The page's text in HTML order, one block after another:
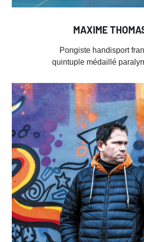
MAXIME
Pongiste handisport
quintuple médaillé